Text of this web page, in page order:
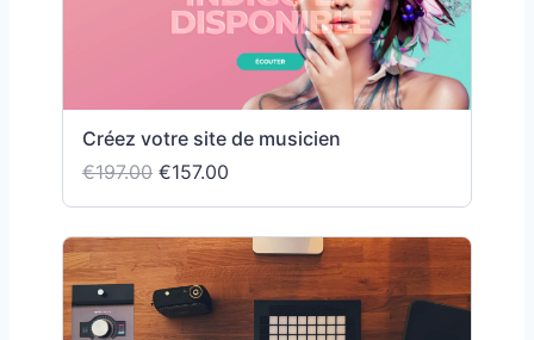
Créez votre site de musicien
€197.00 €157.00